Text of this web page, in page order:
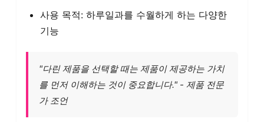
사용 목적: 하루일과를 수월하게 하는 다양한
기능
"다린 제품을 선택할 때는 제품이 제공하는 가치
를 먼저 이해하는 것이 중요합니다." - 제품 전문
가 조언